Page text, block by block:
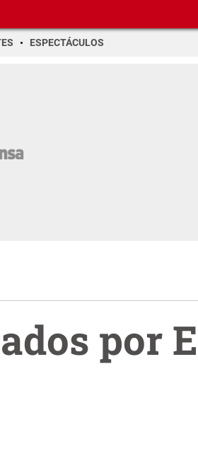
ESPECTÁCULOS
por